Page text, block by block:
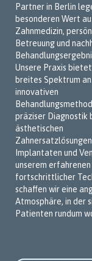
Partner in Berlin
besonderen Wert
Zahnmedizin,
Betreuung und
Unsere Praxis
breites Spektrum an
innovativen
präziser Diagnostik
ästhetischen
Implantaten und
unserem erfahrenen
fortschrittlicher
schaffen wir eine
Atmosphäre, in der
Patienten rundum